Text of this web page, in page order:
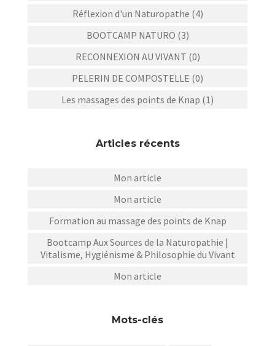
Réflexion d'un Naturopathe (4)
BOOTCAMP NATURO (3)
RECONNEXION AU VIVANT (0)
PELERIN DE COMPOSTELLE (0)
Les massages des points de Knap (1)
Articles récents
Mon article
Mon article
Formation au massage des points de Knap
Bootcamp Aux Sources de la Naturopathie |
Vitalisme, Hygiénisme & Philosophie du Vivant
Mon article
Mots-clés